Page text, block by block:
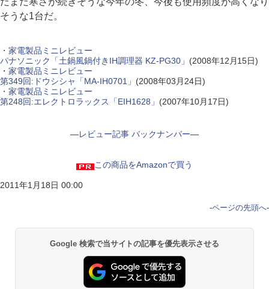
そうな1台だ。
・家電製品ミニレビュー
パナソニック「土鍋風鍋付きIH調理器 KZ-PG30」 (2008年12月15日)
・ 家電製品ミニレビュー
第349回:ドウシシャ「MA-IH0701」 (2008年03月24日)
・家電製品ミニレビュー
第248回:エレクトロラックス「EIH1628」 (2007年10月17日)
―レビュー記事 バックナンバー―
この商品をAmazonで買う
2011年1月18日 00:00
-ページの先頭へ-
Google 検索で当サイトの記事を優先表示させる